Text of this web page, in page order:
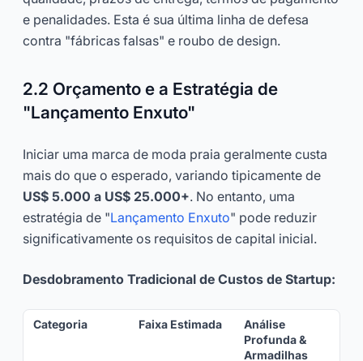
e penalidades. Esta é sua última linha de defesa
contra "fábricas falsas" e roubo de design.
2.2 Orçamento e a Estratégia de
"Lançamento Enxuto"
Iniciar uma marca de moda praia geralmente custa
mais do que o esperado, variando tipicamente de
US$ 5.000 a US$ 25.000+. No entanto, uma
estratégia de "Lançamento Enxuto" pode reduzir
significativamente os requisitos de capital inicial.
Desdobramento Tradicional de Custos de Startup:
Categoria Faixa Estimada
Análise
Profunda &
Armadilhas